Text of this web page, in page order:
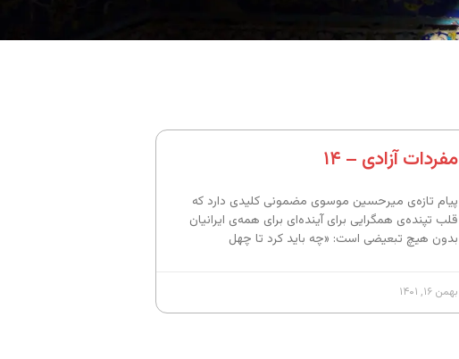
مفردات آزادی – ۱۴
پیام تازه‌ی میرحسین موسوی مضمونی کلیدی دارد که
قلب تپنده‌ی همگرایی برای آینده‌ای برای همه‌ی ایرانیان
بدون هیچ تبعیضی است: «چه باید کرد تا چهل
بهمن ۱۶, ۱۴۰۱